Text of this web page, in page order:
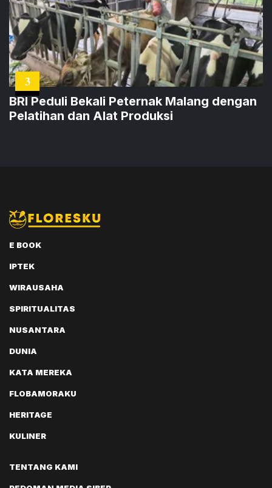
3
BRI Peduli Bekali Peternak Malang dengan
Pelatihan dan Alat Produksi
E BOOK
IPTEK
WIRAUSAHA
SPIRITUALITAS
NUSANTARA
DUNIA
KATA MEREKA
FLOBAMORAKU
HERITAGE
KULINER
TENTANG KAMI